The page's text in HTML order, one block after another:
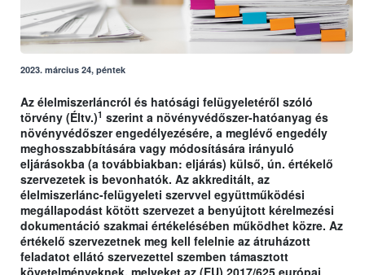
2023. március 24, péntek
Az élelmiszerláncról és hatósági felügyeletéről szóló
törvény (Éltv.)1 szerint a növényvédőszer-hatóanyag és
növényvédőszer engedélyezésére, a meglévő engedély
meghosszabbítására vagy módosítására irányuló
eljárásokba (a továbbiakban: eljárás) külső, ún. értékelő
szervezetek is bevonhatók. Az akkreditált, az
élelmiszerlánc-felügyeleti szervvel együttműködési
megállapodást kötött szervezet a benyújtott kérelmezési
dokumentáció szakmai értékelésében működhet közre. Az
értékelő szervezetnek meg kell felelnie az átruházott
feladatot ellátó szervezettel szemben támasztott